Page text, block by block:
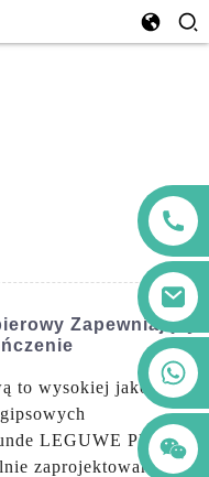
Zapewniający
to wysokiej jakości
LEGUWE Plastics
zaprojektowana do